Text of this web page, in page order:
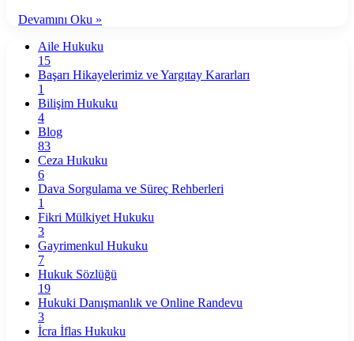
Devamını Oku »
Aile Hukuku
15
Başarı Hikayelerimiz ve Yargıtay Kararları
1
Bilişim Hukuku
4
Blog
83
Ceza Hukuku
6
Dava Sorgulama ve Süreç Rehberleri
1
Fikri Mülkiyet Hukuku
3
Gayrimenkul Hukuku
7
Hukuk Sözlüğü
19
Hukuki Danışmanlık ve Online Randevu
3
İcra İflas Hukuku